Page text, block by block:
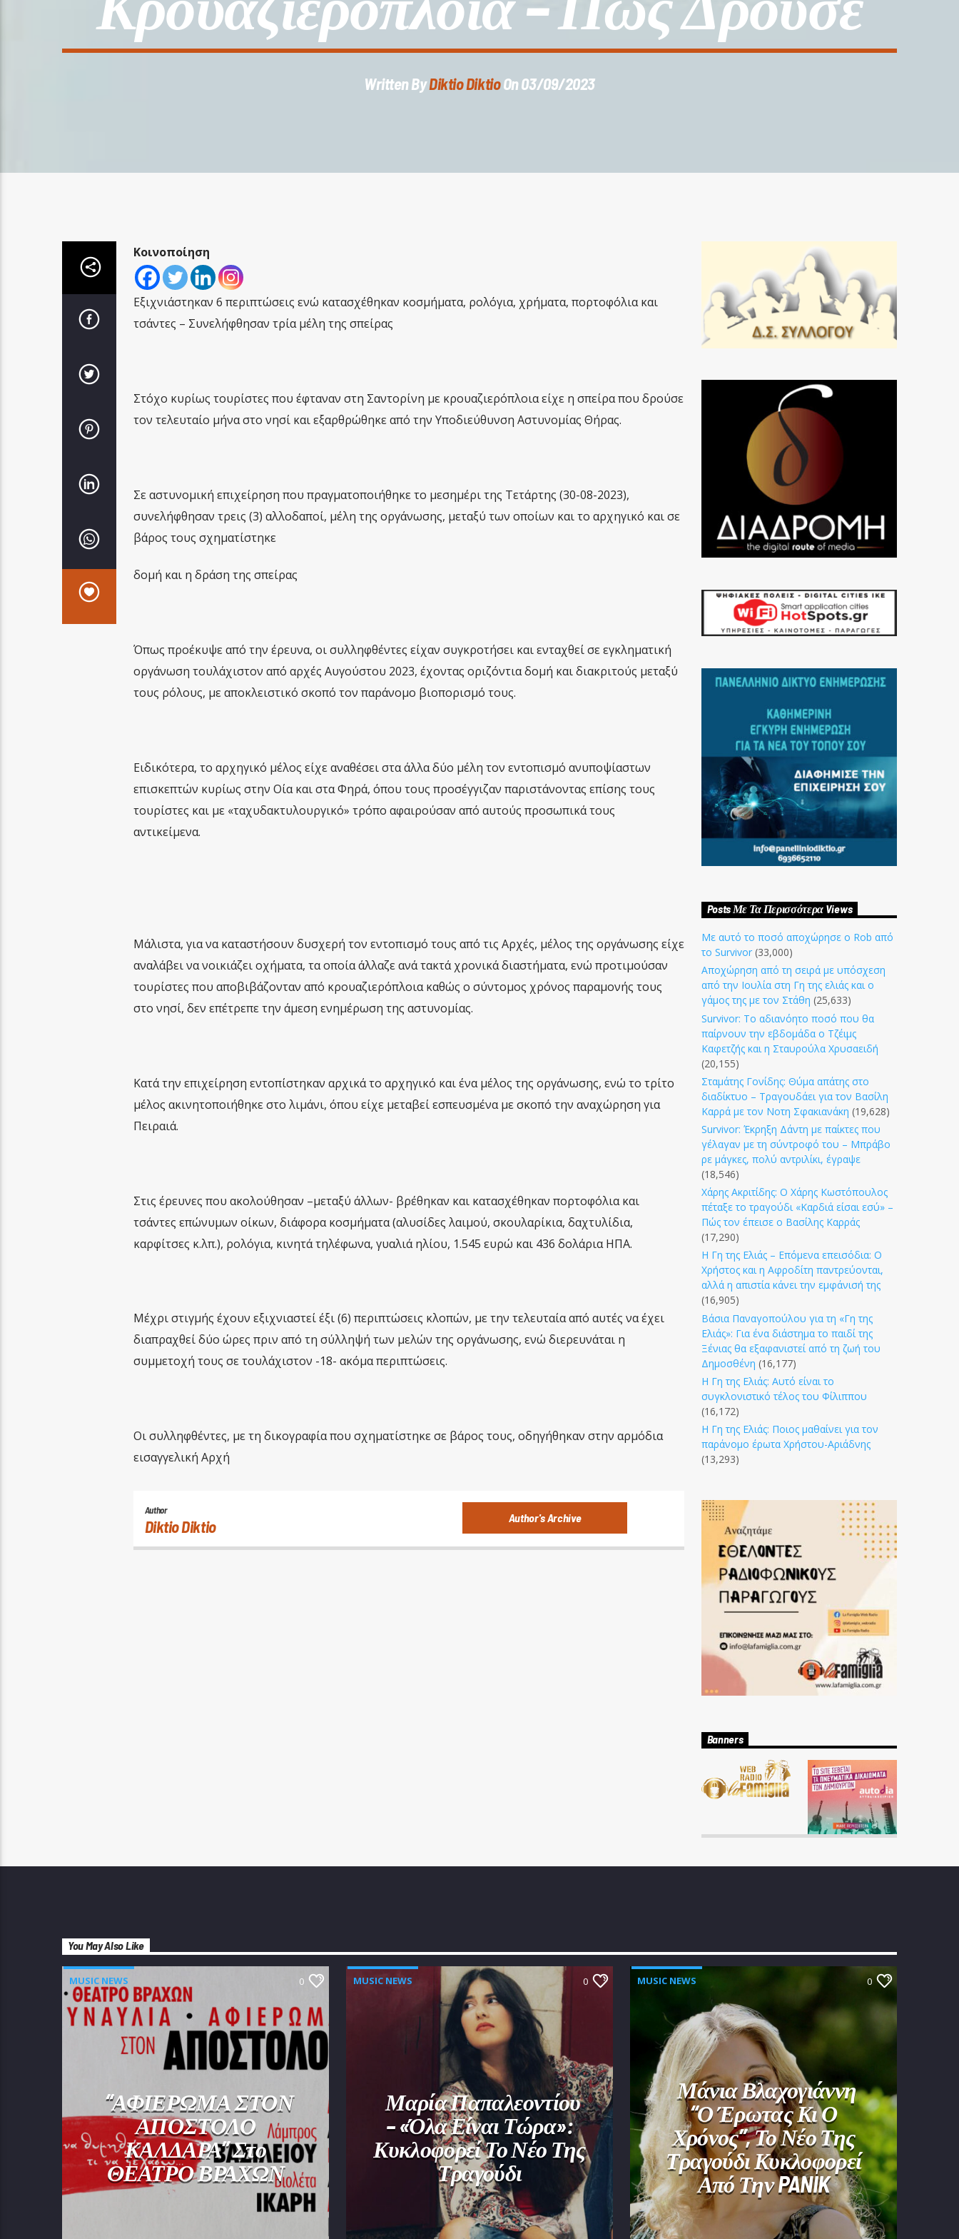
Written ByDiktio DiktioOn 03/09/2023
Κοινοποίηση
Εξιχνιάστηκαν 6 περιπτώσεις ενώ κατασχέθηκαν κοσμήματα, ρολόγια, χρήματα, πορτοφόλια και
τσάντες – Συνελήφθησαν τρία μέλη της σπείρας
Στόχο κυρίως τουρίστες που έφταναν στη Σαντορίνη με κρουαζιερόπλοια είχε η σπείρα που δρούσε
τον τελευταίο μήνα στο νησί και εξαρθρώθηκε από την Υποδιεύθυνση Αστυνομίας Θήρας.
Σε αστυνομική επιχείρηση που πραγματοποιήθηκε το μεσημέρι της Τετάρτης (30-08-2023),
συνελήφθησαν τρεις (3) αλλοδαποί, μέλη της οργάνωσης, μεταξύ των οποίων και το αρχηγικό και σε
βάρος τους σχηματίστηκε
δομή και η δράση της σπείρας
Όπως προέκυψε από την έρευνα, οι συλληφθέντες είχαν συγκροτήσει και ενταχθεί σε εγκληματική
οργάνωση τουλάχιστον από αρχές Αυγούστου 2023, έχοντας οριζόντια δομή και διακριτούς μεταξύ
τους ρόλους, με αποκλειστικό σκοπό τον παράνομο βιοπορισμό τους.
Ειδικότερα, το αρχηγικό μέλος είχε αναθέσει στα άλλα δύο μέλη τον εντοπισμό ανυποψίαστων
επισκεπτών κυρίως στην Οία και στα Φηρά, όπου τους προσέγγιζαν παριστάνοντας επίσης τους
τουρίστες και με «ταχυδακτυλουργικό» τρόπο αφαιρούσαν από αυτούς προσωπικά τους
αντικείμενα.
Μάλιστα, για να καταστήσουν δυσχερή τον εντοπισμό τους από τις Αρχές, μέλος της οργάνωσης είχε
αναλάβει να νοικιάζει οχήματα, τα οποία άλλαζε ανά τακτά χρονικά διαστήματα, ενώ προτιμούσαν
τουρίστες που αποβιβάζονταν από κρουαζιερόπλοια καθώς ο σύντομος χρόνος παραμονής τους
στο νησί, δεν επέτρεπε την άμεση ενημέρωση της αστυνομίας.
Κατά την επιχείρηση εντοπίστηκαν αρχικά το αρχηγικό και ένα μέλος της οργάνωσης, ενώ το τρίτο
μέλος ακινητοποιήθηκε στο λιμάνι, όπου είχε μεταβεί εσπευσμένα με σκοπό την αναχώρηση για
Πειραιά.
Στις έρευνες που ακολούθησαν –μεταξύ άλλων- βρέθηκαν και κατασχέθηκαν πορτοφόλια και
τσάντες επώνυμων οίκων, διάφορα κοσμήματα (αλυσίδες λαιμού, σκουλαρίκια, δαχτυλίδια,
καρφίτσες κ.λπ.), ρολόγια, κινητά τηλέφωνα, γυαλιά ηλίου, 1.545 ευρώ και 436 δολάρια ΗΠΑ.
Μέχρι στιγμής έχουν εξιχνιαστεί έξι (6) περιπτώσεις κλοπών, με την τελευταία από αυτές να έχει
διαπραχθεί δύο ώρες πριν από τη σύλληψή των μελών της οργάνωσης, ενώ διερευνάται η
συμμετοχή τους σε τουλάχιστον -18- ακόμα περιπτώσεις.
Οι συλληφθέντες, με τη δικογραφία που σχηματίστηκε σε βάρος τους, οδηγήθηκαν στην αρμόδια
εισαγγελική Αρχή
Author
Diktio Diktio Author's Archive
Posts Με Τα Περισσότερα Views
Με αυτό το ποσό αποχώρησε ο Rob από
το Survivor (33,000)
Αποχώρηση από τη σειρά με υπόσχεση
από την Ιουλία στη Γη της ελιάς και ο
γάμος της με τον Στάθη (25,633)
Survivor: Το αδιανόητο ποσό που θα
παίρνουν την εβδομάδα ο Τζέιμς
Καφετζής και η Σταυρούλα Χρυσαειδή
(20,155)
Σταμάτης Γονίδης: Θύμα απάτης στο
διαδίκτυο – Τραγουδάει για τον Βασίλη
Καρρά με τον Νοτη Σφακιανάκη (19,628)
Survivor: Έκρηξη Δάντη με παίκτες που
γέλαγαν με τη σύντροφό του – Μπράβο
ρε μάγκες, πολύ αντριλίκι, έγραψε
(18,546)
Χάρης Ακριτίδης: Ο Χάρης Κωστόπουλος
πέταξε το τραγούδι «Καρδιά είσαι εσύ» –
Πώς τον έπεισε ο Βασίλης Καρράς
(17,290)
Η Γη της Ελιάς – Επόμενα επεισόδια: Ο
Χρήστος και η Αφροδίτη παντρεύονται,
αλλά η απιστία κάνει την εμφάνισή της
(16,905)
Βάσια Παναγοπούλου για τη «Γη της
Ελιάς»: Για ένα διάστημα το παιδί της
Ξένιας θα εξαφανιστεί από τη ζωή του
Δημοσθένη (16,177)
Η Γη της Ελιάς: Αυτό είναι το
συγκλονιστικό τέλος του Φίλιππου
(16,172)
Η Γη της Ελιάς: Ποιος μαθαίνει για τον
παράνομο έρωτα Χρήστου-Αριάδνης
(13,293)
Banners
You May Also Like
MUSIC NEWS 0
“ΑΦΙΕΡΩΜΑ ΣΤΟΝ
ΑΠΟΣΤΟΛΟ
ΚΑΛΔΑΡΑ” Στο
ΘΕΑΤΡΟ ΒΡΑΧΩΝ
MUSIC NEWS 0
Μαρία Παπαλεοντίου
– «Όλα Είναι Τώρα»:
Κυκλοφορεί Το Νέο Της
Τραγούδι
MUSIC NEWS 0
Μάνια Βλαχογιάννη
“Ο Έρωτας Κι Ο
Χρόνος”, Το Νέο Της
Τραγούδι Κυκλοφορεί
Από Την PANIK